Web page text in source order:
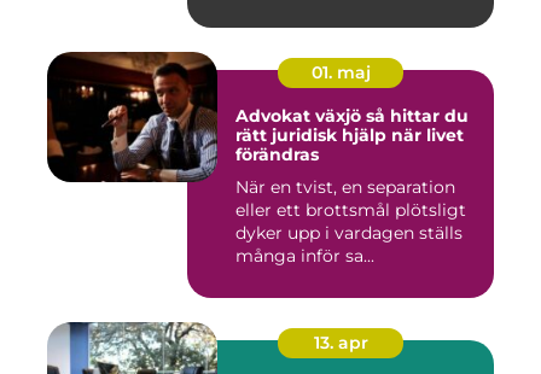
01. maj
Advokat växjö så hittar du
rätt juridisk hjälp när livet
förändras
När en tvist, en separation
eller ett brottsmål plötsligt
dyker upp i vardagen ställs
många inför sa...
13. apr